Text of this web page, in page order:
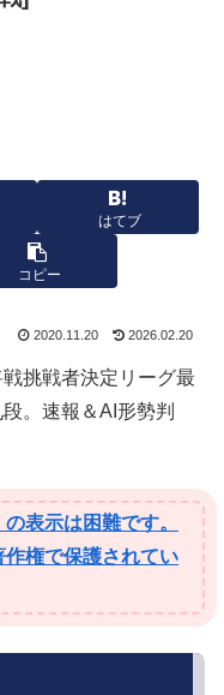
はてブ
コピー
2020.11.20 2026.02.20
挑戦者決定リーグ最
。速報＆AI形勢判
表示は困難です。
権で保護されてい